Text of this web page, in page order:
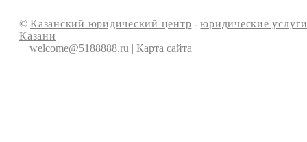
© Казанский юридический центр -юридические
Казани
welcome@5188888.ru | Карта сайта